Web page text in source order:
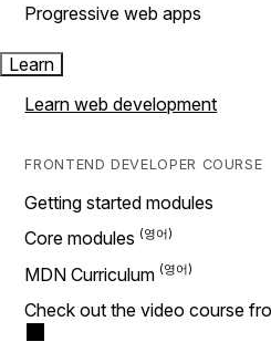
Progressive web apps
Learn
Learn web development
FRONTEND DEVELOPER COURSE
Getting started modules
Core modules
MDN Curriculum
Check out the video course